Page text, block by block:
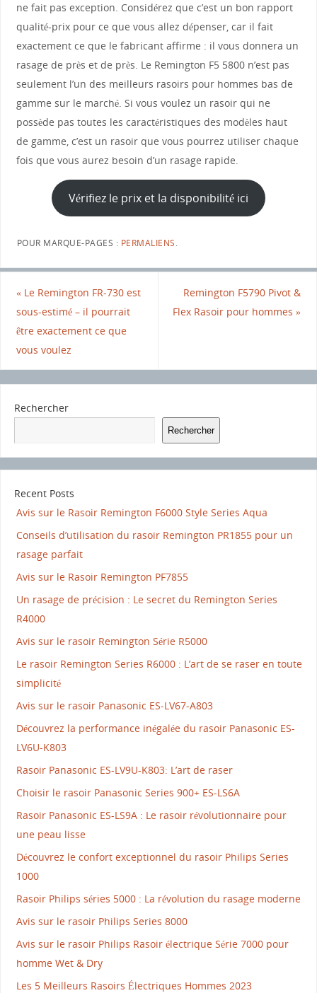
ne fait pas exception. Considérez que c’est un bon rapport
qualité-prix pour ce que vous allez dépenser, car il fait
exactement ce que le fabricant affirme : il vous donnera un
rasage de près et de près. Le Remington F5 5800 n’est pas
seulement l’un des meilleurs rasoirs pour hommes bas de
gamme sur le marché. Si vous voulez un rasoir qui ne
possède pas toutes les caractéristiques des modèles haut
de gamme, c’est un rasoir que vous pourrez utiliser chaque
fois que vous aurez besoin d’un rasage rapide.
Vérifiez le prix et la disponibilité ici
POUR MARQUE-PAGES : PERMALIENS.
«Le Remington FR-730 est
sous-estimé – il pourrait
être exactement ce que
vous voulez
Remington F5790 Pivot &
Flex Rasoir pour hommes»
Rechercher
Rechercher
Recent Posts
Avis sur le Rasoir Remington F6000 Style Series Aqua
Conseils d’utilisation du rasoir Remington PR1855 pour un
rasage parfait
Avis sur le Rasoir Remington PF7855
Un rasage de précision : Le secret du Remington Series
R4000
Avis sur le rasoir Remington Série R5000
Le rasoir Remington Series R6000 : L’art de se raser en toute
simplicité
Avis sur le rasoir Panasonic ES-LV67-A803
Découvrez la performance inégalée du rasoir Panasonic ES-
LV6U-K803
Rasoir Panasonic ES-LV9U-K803: L’art de raser
Choisir le rasoir Panasonic Series 900+ ES-LS6A
Rasoir Panasonic ES-LS9A : Le rasoir révolutionnaire pour
une peau lisse
Découvrez le confort exceptionnel du rasoir Philips Series
1000
Rasoir Philips séries 5000 : La révolution du rasage moderne
Avis sur le rasoir Philips Series 8000
Avis sur le rasoir Philips Rasoir électrique Série 7000 pour
homme Wet & Dry
Les 5 Meilleurs Rasoirs Électriques Hommes 2023